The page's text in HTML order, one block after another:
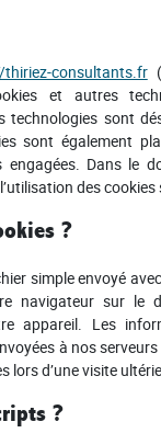
thiriez-consultants.fr
et autres
technologies sont
sont également
Dans le
des cookies
?
simple envoyé
navigateur sur le
appareil. Les
à nos
lors d’une visite
?